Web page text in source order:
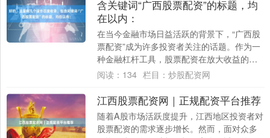
含关键词“广西股票配资”的标题，均
在以内：
在当今金融市场日益活跃的背景下，“广西股
票配资”成为许多投资者关注的话题。作为一
种金融杠杆工具，股票配资在放大收益的同
时也潜藏着不容忽视的风险。本文将深入探
阅读： 134 栏目： 炒股配资网
江西股票配资网｜正规配资平台推荐
随着A股市场活跃度提升，江西地区投资者对
股票配资的需求逐步增长。然而，面对众多